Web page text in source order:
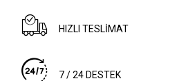
HIZLI TESLİMAT
7 / 24 DESTEK